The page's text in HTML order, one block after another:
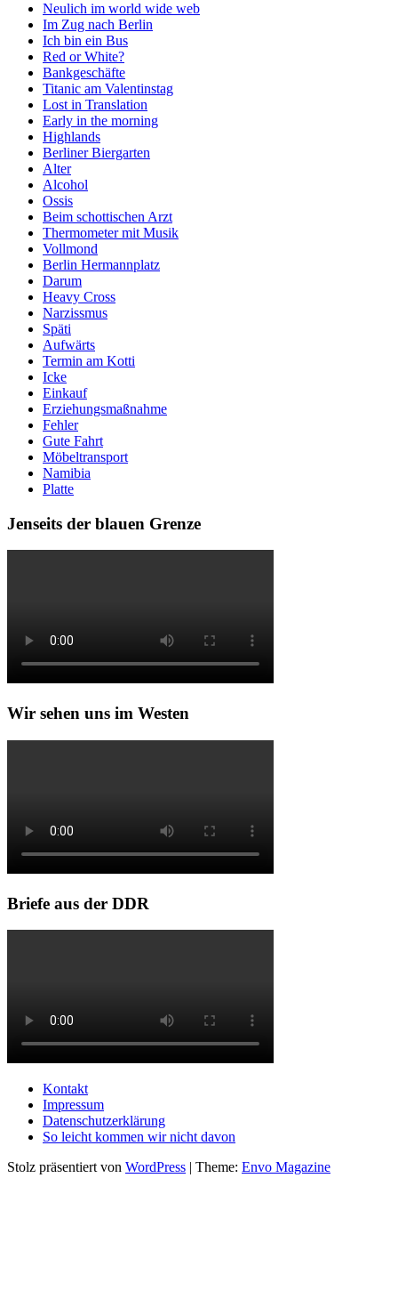
Neulich im world wide web
Im Zug nach Berlin
Ich bin ein Bus
Red or White?
Bankgeschäfte
Titanic am Valentinstag
Lost in Translation
Early in the morning
Highlands
Berliner Biergarten
Alter
Alcohol
Ossis
Beim schottischen Arzt
Thermometer mit Musik
Vollmond
Berlin Hermannplatz
Darum
Heavy Cross
Narzissmus
Späti
Aufwärts
Termin am Kotti
Icke
Einkauf
Erziehungsmaßnahme
Fehler
Gute Fahrt
Möbeltransport
Namibia
Platte
Jenseits der blauen Grenze
Wir sehen uns im Westen
Briefe aus der DDR
Kontakt
Impressum
Datenschutzerklärung
So leicht kommen wir nicht davon
Stolz präsentiert von WordPress | Theme: Envo Magazine